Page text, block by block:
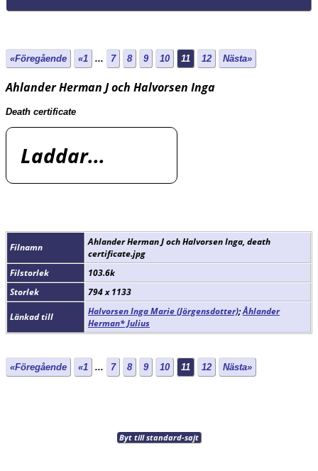
«Föregående «1 ... 7 8 9 10 11 12 Nästa»
Ahlander Herman J och Halvorsen Inga
Death certificate
Laddar...
Filnamn
Ahlander Herman J och Halvorsen Inga, death
certificate.jpg
Filstorlek
103.6k
Storlek
794 x 1133
Länkad till Halvorsen Inga Marie (Jörgensdotter);Åhlander
Herman* Julius
«Föregående «1 ... 7 8 9 10 11 12 Nästa»
Byt till standard-sajt